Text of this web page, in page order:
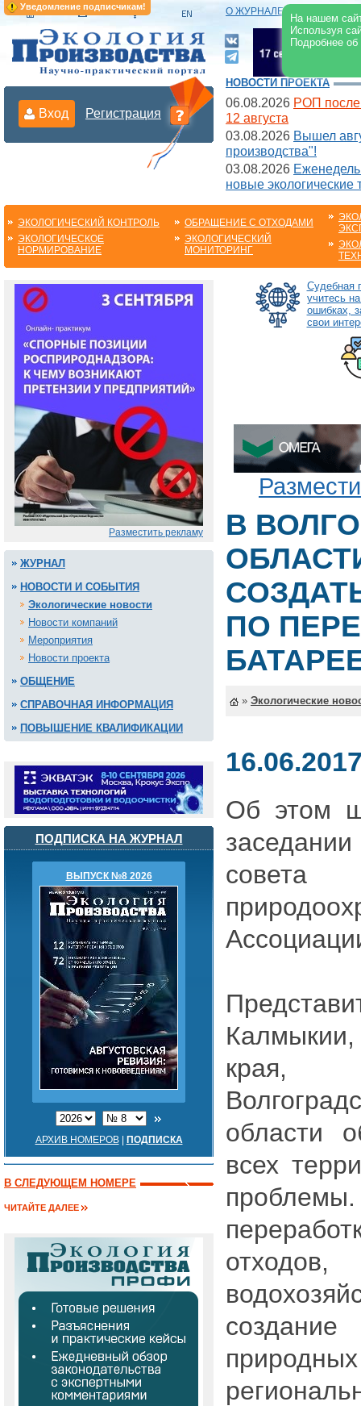
Уведомление подписчикам!
На нашем
Используя
Подробнее
О ЖУРНАЛЕ |
Вход Регистрация
НОВОСТИ ПРОЕКТА
06.08.2026 РОП после
12 августа
03.08.2026 Вышел
производства"!
03.08.2026
новые экологические
ЭКОЛОГИЧЕСКИЙ КОНТРОЛЬ
ЭКОЛОГИЧЕСКОЕ
НОРМИРОВАНИЕ
ОБРАЩЕНИЕ С ОТХОДАМИ
ЭКОЛОГИЧЕСКИЙ
МОНИТОРИНГ
Разместить рекламу
ЖУРНАЛ
НОВОСТИ И СОБЫТИЯ
Экологические новости
Новости компаний
Мероприятия
Новости проекта
ОБЩЕНИЕ
СПРАВОЧНАЯ ИНФОРМАЦИЯ
ПОВЫШЕНИЕ КВАЛИФИКАЦИИ
ПОДПИСКА НА ЖУРНАЛ
ВЫПУСК №8 2026
АРХИВ НОМЕРОВ| ПОДПИСКА
В СЛЕДУЮЩЕМ НОМЕРЕ
ЧИТАЙТЕ ДАЛЕЕ
Судебная
учитесь
ошибках,
свои
В
ПО
» Экологические
Об этом
края,
области
всех